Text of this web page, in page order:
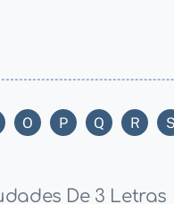
O P Q R S
De 3 Letras